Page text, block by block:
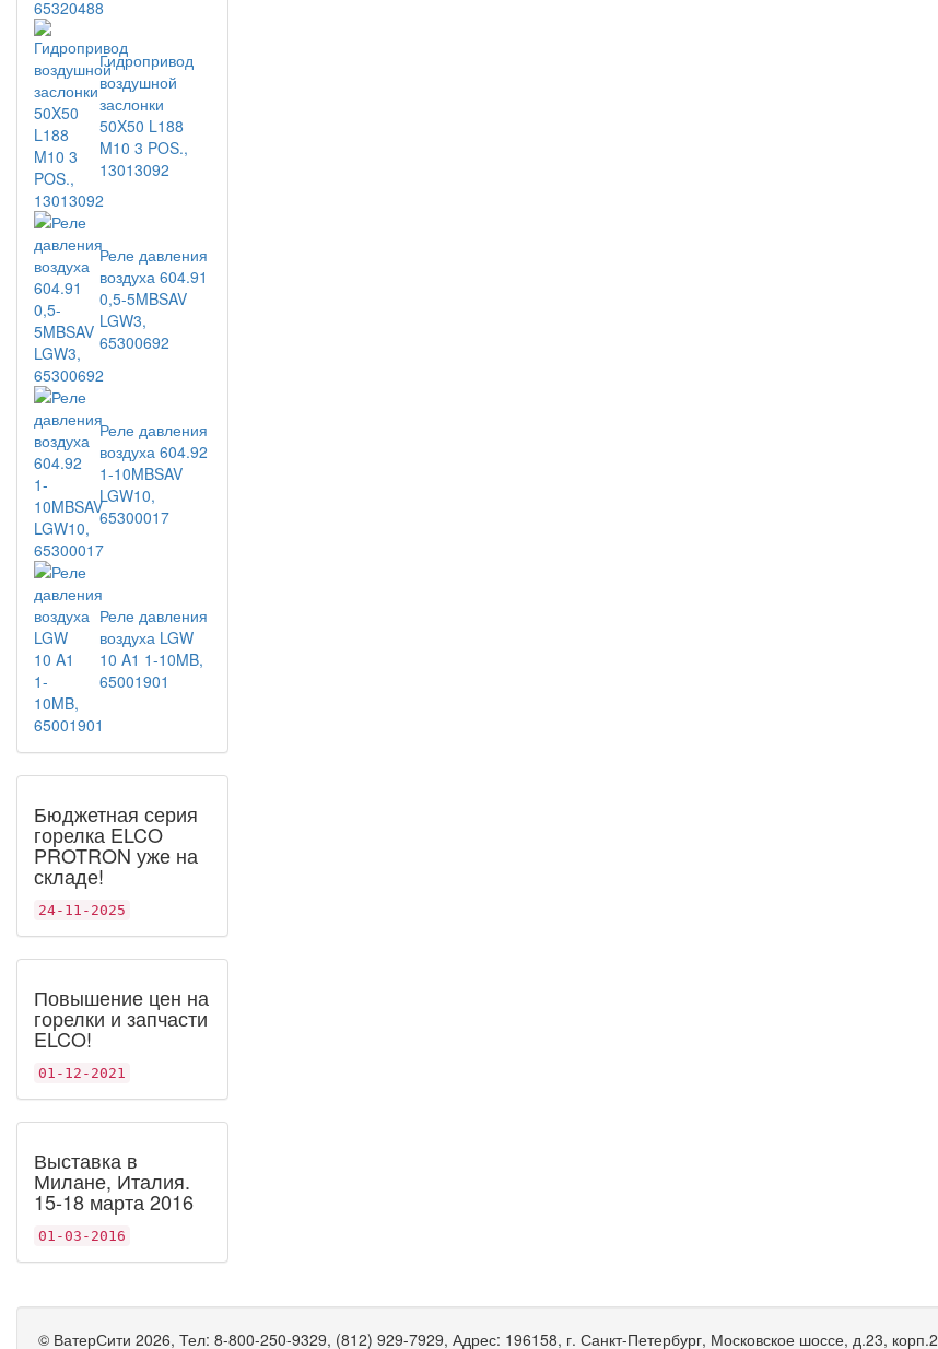
Гидропривод
воздушной
заслонки
50X50 L188
M10 3 POS.,
13013092
Реле давления
воздуха 604.91
0,5-5MBSAV
LGW3,
65300692
Реле давления
воздуха 604.92
1-10MBSAV
LGW10,
65300017
Реле давления
воздуха LGW
10 A1 1-10MB,
65001901
Бюджетная серия
горелка ELCO
PROTRON уже на
складе!
24-11-2025
Повышение цен на
горелки и запчасти
ELCO!
01-12-2021
Выставка в
Милане, Италия.
15-18 марта 2016
01-03-2016
© ВатерСити 2026, Тел: 8-800-250-9329, (812) 929-7929, Адрес: 196158, г. Санкт-Петербург, Московское шоссе, д.23, корп.2